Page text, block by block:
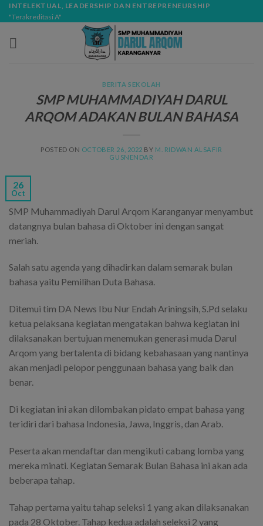
Skip
to
content
INTELEKTUAL, LEADERSHIP DAN ENTREPRENEURSHIP
"Terakreditasi A"
BERITA SEKOLAH
SMP MUHAMMADIYAH DARUL
ARQOM ADAKAN BULAN BAHASA
POSTED ON OCTOBER 26, 2022 BY M. RIDWAN ALSAFIR
GUSNENDAR
26
Oct
SMP Muhammadiyah Darul Arqom Karanganyar menyambut
datangnya bulan bahasa di Oktober ini dengan sangat
meriah.
Salah satu agenda yang dihadirkan dalam semarak bulan
bahasa yaitu Pemilihan Duta Bahasa.
Ditemui tim DA News Ibu Nur Endah Ariningsih, S.Pd selaku
ketua pelaksana kegiatan mengatakan bahwa kegiatan ini
dilaksanakan bertujuan menemukan generasi muda Darul
Arqom yang bertalenta di bidang kebahasaan yang nantinya
akan menjadi pelopor penggunaan bahasa yang baik dan
benar.
Di kegiatan ini akan dilombakan pidato empat bahasa yang
teridiri dari bahasa Indonesia, Jawa, Inggris, dan Arab.
Peserta akan mendaftar dan mengikuti cabang lomba yang
mereka minati. Kegiatan Semarak Bulan Bahasa ini akan ada
beberapa tahap.
Tahap pertama yaitu tahap seleksi 1 yang akan dilaksanakan
pada 28 Oktober. Tahap kedua adalah seleksi 2 yang
modal-check